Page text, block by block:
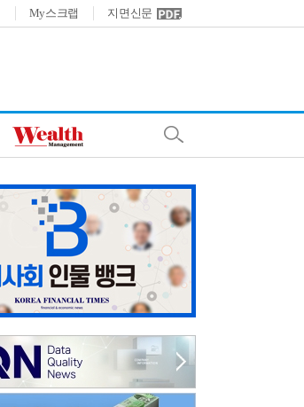
My스크랩 지면신문